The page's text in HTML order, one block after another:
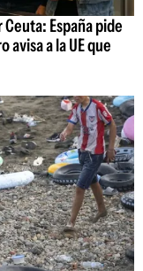
España pide
avisa a la UE que